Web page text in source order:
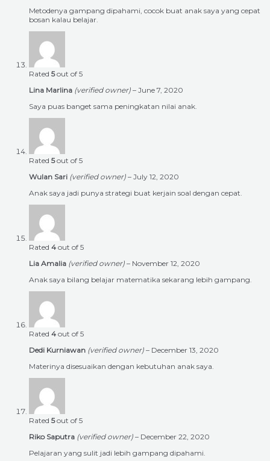
Metodenya gampang dipahami, cocok buat anak saya yang cepat
bosan kalau belajar.
Rated 5out of 5
Lina Marlina (verified owner) – June 7, 2020
Saya puas banget sama peningkatan nilai anak.
Rated 5out of 5
Wulan Sari (verified owner) – July 12, 2020
Anak saya jadi punya strategi buat kerjain soal dengan cepat.
Rated 4 out of 5
Lia Amalia (verified owner) – November 12, 2020
Anak saya bilang belajar matematika sekarang lebih gampang.
Rated 4 out of 5
Dedi Kurniawan (verified owner) – December 13, 2020
Materinya disesuaikan dengan kebutuhan anak saya.
Rated 5out of 5
Riko Saputra (verified owner) – December 22, 2020
Pelajaran yang sulit jadi lebih gampang dipahami.